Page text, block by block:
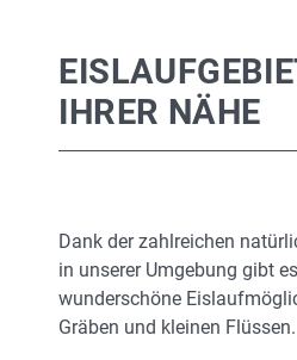
IHRER NÄHE
Dank der zahlreichen
in unserer Umgebung gibt
wunderschöne
Gräben und kleinen Flüssen.